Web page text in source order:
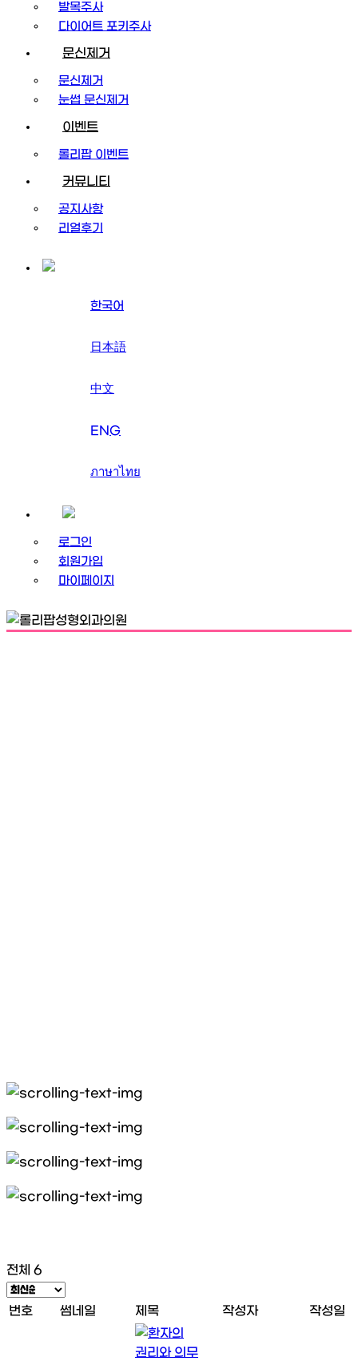
발목주사
다이어트 포키주사
문신제거
문신제거
눈썹 문신제거
이벤트
롤리팝 이벤트
커뮤니티
공지사항
리얼후기
한국어
日本語
中文
ENG
ภาษาไทย
로그인
회원가입
마이페이지
전체 6
번호 썸네일 제목 작성자 작성일